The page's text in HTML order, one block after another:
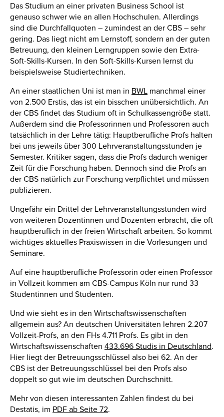
Das Studium an einer privaten Business School ist
genauso schwer wie an allen Hochschulen. Allerdings
sind die Durchfallquoten – zumindest an der CBS – sehr
gering. Das liegt nicht am Lernstoff, sondern an der guten
Betreuung, den kleinen Lerngruppen sowie den Extra-
Soft-Skills-Kursen. In den Soft-Skills-Kursen lernst du
beispielsweise Studiertechniken.
An einer staatlichen Uni ist man in BWL manchmal einer
von 2.500 Erstis, das ist ein bisschen unübersichtlich. An
der CBS findet das Studium oft in Schulkassengröße statt.
Außerdem sind die Professorinnen und Professoren auch
tatsächlich in der Lehre tätig: Hauptberufliche Profs halten
bei uns jeweils über 300 Lehrveranstaltungsstunden je
Semester. Kritiker sagen, dass die Profs dadurch weniger
Zeit für die Forschung haben. Dennoch sind die Profs an
der CBS natürlich zur Forschung verpflichtet und müssen
publizieren.
Ungefähr ein Drittel der Lehrveranstaltungsstunden wird
von weiteren Dozentinnen und Dozenten erbracht, die oft
hauptberuflich in der freien Wirtschaft arbeiten. So kommt
wichtiges aktuelles Praxiswissen in die Vorlesungen und
Seminare.
Auf eine hauptberufliche Professorin oder einen Professor
in Vollzeit kommen am CBS-Campus Köln nur rund 33
Studentinnen und Studenten.
Und wie sieht es in den Wirtschaftswissenschaften
allgemein aus? An deutschen Universitäten lehren 2.207
Vollzeit-Profs, an den FHs 4.711 Profs. Es gibt in den
Wirtschaftswissenschaften 433.696 Studis in Deutschland.
Hier liegt der Betreuungsschlüssel also bei 62. An der
CBS ist der Betreuungsschlüssel bei den Profs also
doppelt so gut wie im deutschen Durchschnitt.
Mehr von diesen interessanten Zahlen findest du bei
Destatis, im PDF ab Seite 72.